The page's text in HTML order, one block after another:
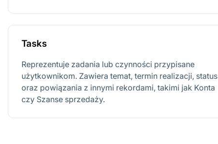
Tasks
Reprezentuje zadania lub czynności przypisane
użytkownikom. Zawiera temat, termin realizacji, status
oraz powiązania z innymi rekordami, takimi jak Konta
czy Szanse sprzedaży.